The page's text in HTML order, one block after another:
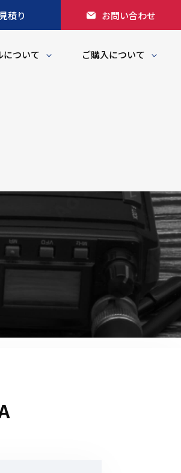
積り お問い合わせ
について ご購入について
イヤレスアンプ
ダー